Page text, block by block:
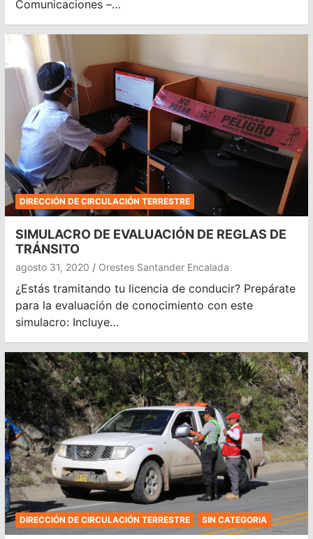
Comunicaciones –…
DIRECCIÓN DE CIRCULACIÓN TERRESTRE
SIMULACRO DE EVALUACIÓN DE REGLAS DE
TRÁNSITO
agosto 31, 2020 Orestes Santander Encalada
¿Estás tramitando tu licencia de conducir? Prepárate
para la evaluación de conocimiento con este
simulacro: Incluye…
DIRECCIÓN DE CIRCULACIÓN TERRESTRE SIN CATEGORIA